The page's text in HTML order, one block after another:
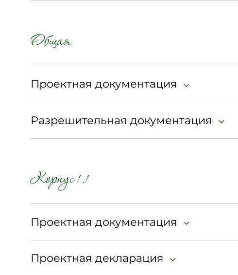
Общая
Проектная документация
Разрешительная документация
Корпус 1.1
Проектная документация
Проектная декларация